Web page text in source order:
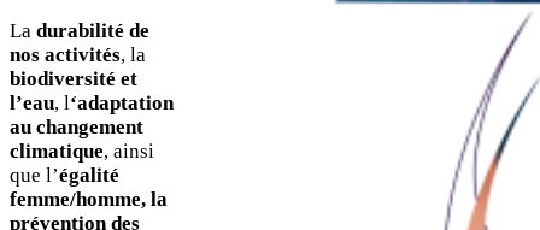
La durabilité de
nos activités, la
biodiversité et
l’eau, l‘adaptation
au changement
climatique, ainsi
que l’égalité
femme/homme, la
prévention des